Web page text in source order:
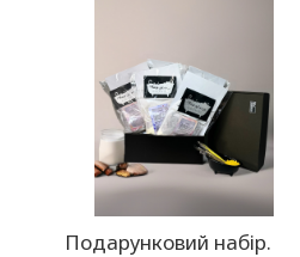
Подарунковий набір.